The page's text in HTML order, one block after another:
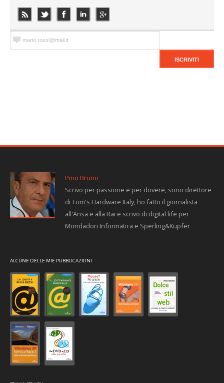
Pino Bruno
Scrivo per passione e per dovere, sono direttore
di Tom's Hardware Italy, ho fatto il giornalista
all'Ansa e alla Rai e scrivo di digital life per
Mondadori Informatica e Sperling&Kupfer
ALCUNE DELLE MIE PUBBLICAZIONI